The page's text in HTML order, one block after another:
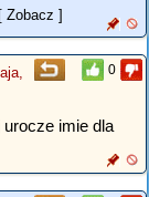
[ Zobacz ]
0
imie dla